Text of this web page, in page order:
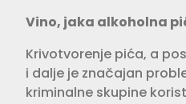
Vino, jaka alkoholna
Krivotvorenje pića, a
i dalje je značajan
kriminalne skupine